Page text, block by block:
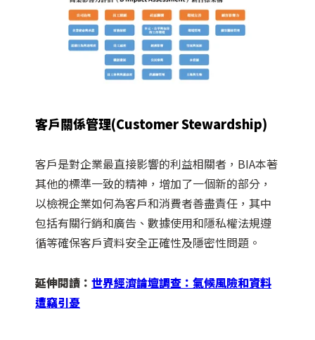
客戶關係管理(Customer Stewardship)
客戶是對企業最直接影響的利益相關者，BIA本著
其他的標準一致的精神，增加了一個新的部分，
以檢視企業如何為客戶和消費者善盡責任，其中
包括有關行銷和廣告、數據使用和隱私權法規遵
循等確保客戶資料安全正確性及隱密性問題。
延伸閱讀： 世界經濟論壇調查：氣候風險和資料
遭竊引憂